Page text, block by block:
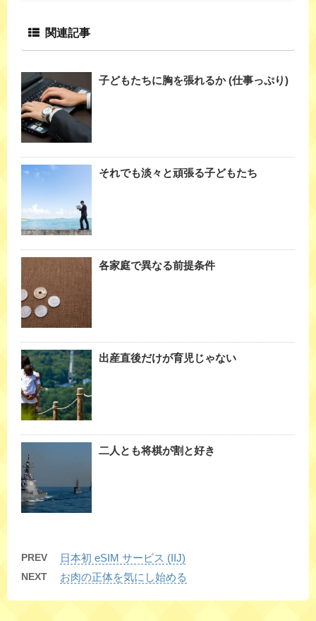
関連記事
子どもたちに胸を張れるか (仕事っぷり)
それでも淡々と頑張る子どもたち
各家庭で異なる前提条件
出産直後だけが育児じゃない
二人とも将棋が割と好き
PREV 日本初 eSIM サービス (IIJ)
NEXT お肉の正体を気にし始める